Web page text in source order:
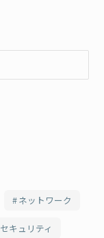
ネットワーク
セキュリティ